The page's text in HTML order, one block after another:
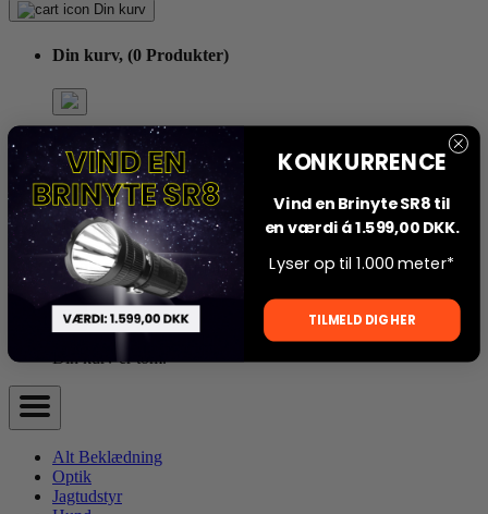
Din kurv
Din kurv, (0 Produkter)
Din kurv er tom.
Din kurv
Din kurv,(0 Produkter)
Din kurv er tom.
Alt Beklædning
Optik
Jagtudstyr
KONKURRENCE
Vind en Brinyte SR8 til
en værdi á 1.599,00 DKK.
Lyser op til 1.000 meter*
TILMELD DIG HER